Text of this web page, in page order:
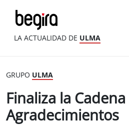
LA ACTUALIDAD DE ULMA
GRUPO ULMA
Finaliza la
Agradecimientos